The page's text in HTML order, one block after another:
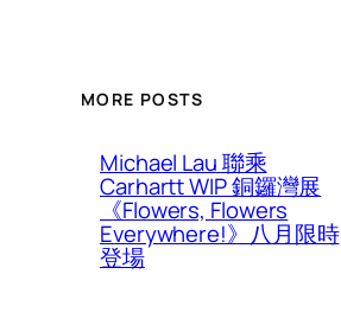
MORE POSTS
Michael Lau 聯乘
Carhartt WIP 銅鑼灣展
《Flowers, Flowers
Everywhere!》八月限時
登場